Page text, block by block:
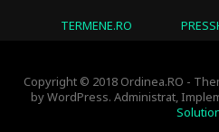
TERMENE.RO
Copyright © 2018 Ordinea.RO -
by WordPress. Administrat,